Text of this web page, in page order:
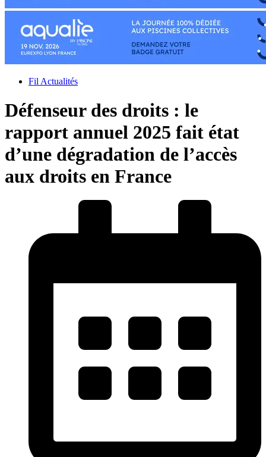
Fil Actualités
Défenseur des droits : le
rapport annuel 2025 fait état
d’une dégradation de l’accès
aux droits en France